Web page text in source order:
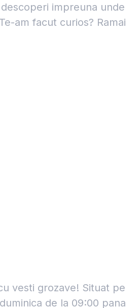
impreuna unde
am facut curios? Ramai
vesti grozave! Situat pe
de la 09:00 pana